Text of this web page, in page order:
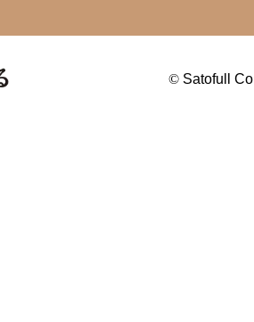
© Satofull